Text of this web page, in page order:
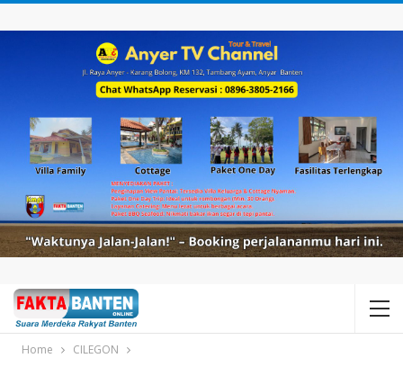
Home CILEGON